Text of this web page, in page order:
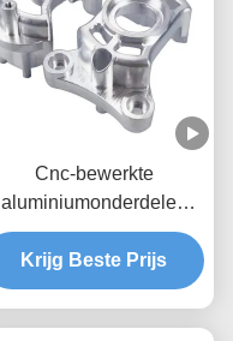
Cnc-bewerkte
aluminiumonderdelen
6061 7075
Krijg Beste Prijs